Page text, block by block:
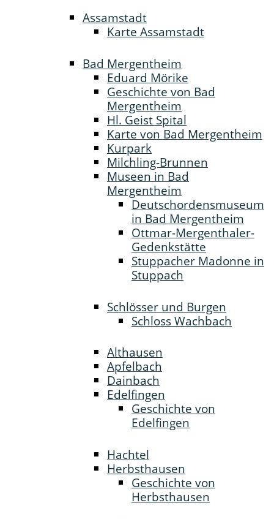
Assamstadt
Karte Assamstadt
Bad Mergentheim
Eduard Mörike
Geschichte von Bad
Mergentheim
Hl. Geist Spital
Karte von Bad Mergentheim
Kurpark
Milchling-Brunnen
Museen in Bad
Mergentheim
Deutschordensmuseum
in Bad Mergentheim
Ottmar-Mergenthaler-
Gedenkstätte
Stuppacher Madonne in
Stuppach
Schlösser und Burgen
Schloss Wachbach
Althausen
Apfelbach
Dainbach
Edelfingen
Geschichte von
Edelfingen
Hachtel
Herbsthausen
Geschichte von
Herbsthausen